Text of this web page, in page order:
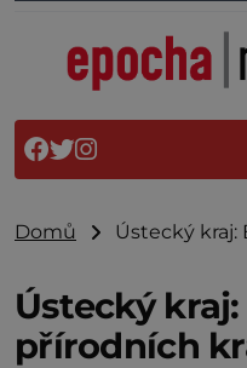
Domů Ústecký kraj:
Ústecký
přírodních